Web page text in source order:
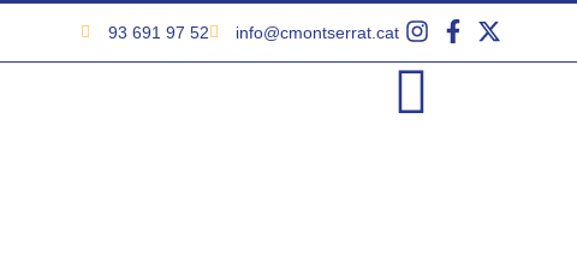
93 691 97 52 info@cmontserrat.cat